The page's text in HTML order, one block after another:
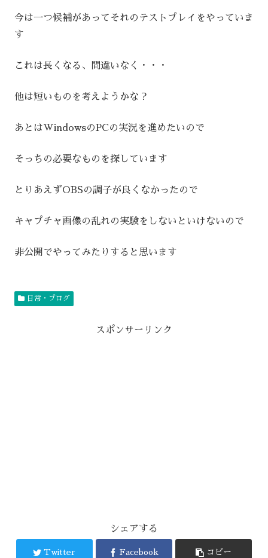
今は一つ候補があってそれのテストプレイをやっていま
す
これは長くなる、間違いなく・・・
他は短いものを考えようかな？
あとはWindowsのPCの実況を進めたいので
そっちの必要なものを探しています
とりあえずOBSの調子が良くなかったので
キャプチャ画像の乱れの実験をしないといけないので
非公開でやってみたりすると思います
日常・ブログ
スポンサーリンク
シェアする
Twitter Facebook コピー